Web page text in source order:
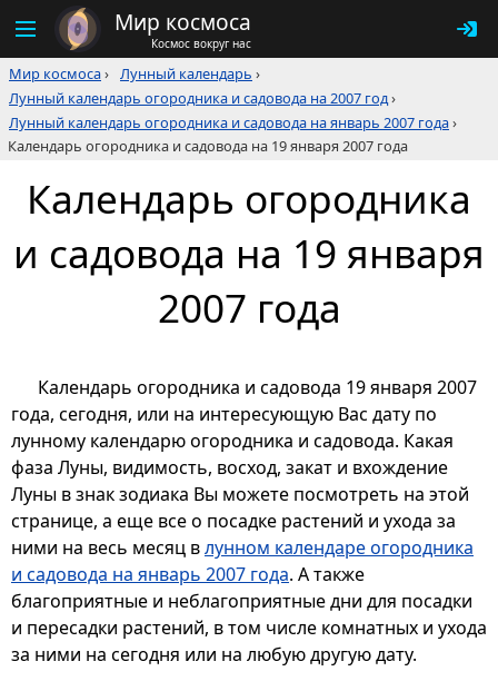
Мир космоса
Космос вокруг нас
Мир космоса› Лунный календарь ›
Лунный календарь огородника и садовода на 2007 год›
Лунный календарь огородника и садовода на январь 2007 года›
Календарь огородника и садовода на 19 января 2007 года
Календарь огородника
и садовода на 19 января
2007 года
Календарь огородника и садовода 19 января 2007
года, сегодня, или на интересующую Вас дату по
лунному календарю огородника и садовода. Какая
фаза Луны, видимость, восход, закат и вхождение
Луны в знак зодиака Вы можете посмотреть на этой
странице, а еще все о посадке растений и ухода за
ними на весь месяц влунном календаре огородника
и садовода на январь 2007 года. А также
благоприятные и неблагоприятные дни для посадки
и пересадки растений, в том числе комнатных и ухода
за ними на сегодня или на любую другую дату.